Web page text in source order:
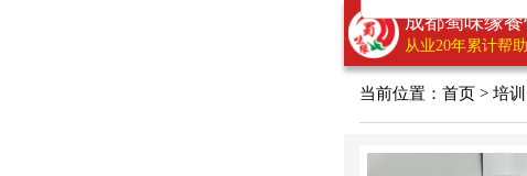
成都蜀味缘
从业20年累计帮
当前位置：首页 >培